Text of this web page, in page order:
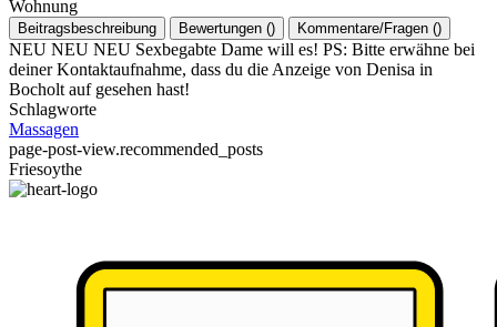
Wohnung
Beitragsbeschreibung Bewertungen () Kommentare/Fragen ()
NEU NEU NEU Sexbegabte Dame will es! PS: Bitte erwähne bei
deiner Kontaktaufnahme, dass du die Anzeige von Denisa in
Bocholt auf gesehen hast!
Schlagworte
Massagen
page-post-view.recommended_posts
Friesoythe